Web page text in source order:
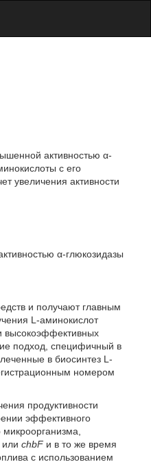
активностью α-
с его
увеличения активности
α-глюкозидазы
и получают главным
L-аминокислот
высокоэффективных
подход, специфичный в
в биосинтез L-
номером
продуктивности
эффективного
илиchbF и в то же время
с использованием